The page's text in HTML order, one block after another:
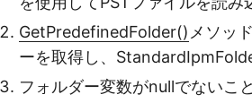
GetPredefinedFolder() メソッ
ーを取得し、
フォルダー変数がnullでないこ